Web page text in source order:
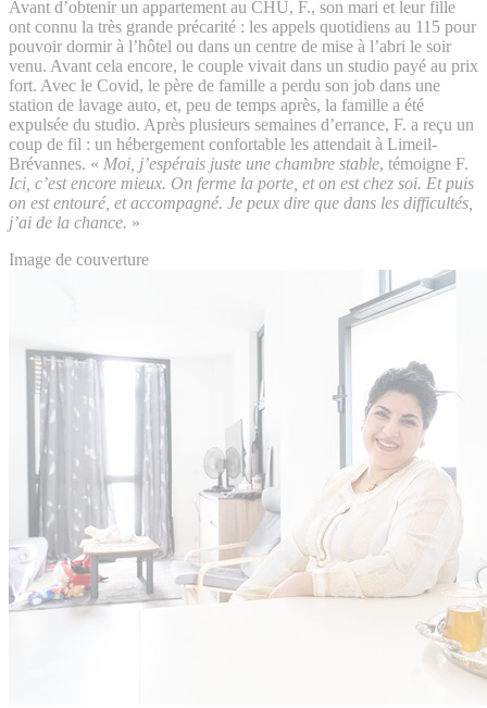
Avant d’obtenir un appartement au CHU, F., son mari et leur fille
ont connu la très grande précarité : les appels quotidiens au 115 pour
pouvoir dormir à l’hôtel ou dans un centre de mise à l’abri le soir
venu. Avant cela encore, le couple vivait dans un studio payé au prix
fort. Avec le Covid, le père de famille a perdu son job dans une
station de lavage auto, et, peu de temps après, la famille a été
expulsée du studio. Après plusieurs semaines d’errance, F. a reçu un
coup de fil : un hébergement confortable les attendait à Limeil-
Brévannes. « Moi, j’espérais juste une chambre stable, témoigne F.
Ici, c’est encore mieux. On ferme la porte, et on est chez soi. Et puis
on est entouré, et accompagné. Je peux dire que dans les difficultés,
j’ai de la chance. »
Image de couverture